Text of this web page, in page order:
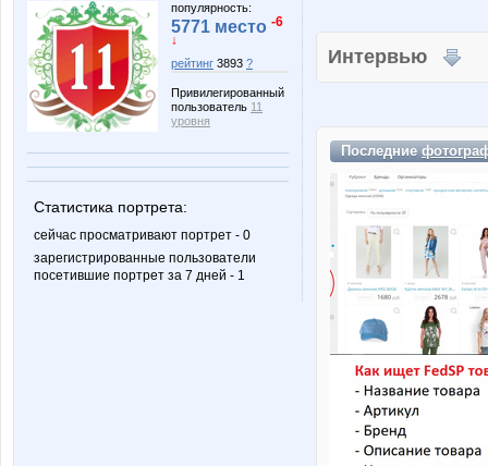
популярность:
5771 место -6
↓
рейтинг 3893 ?
Привилегированный
пользователь 11
уровня
Статистика портрета:
сейчас просматривают портрет - 0
зарегистрированные пользователи
посетившие портрет за 7 дней - 1
Интервью
Последние